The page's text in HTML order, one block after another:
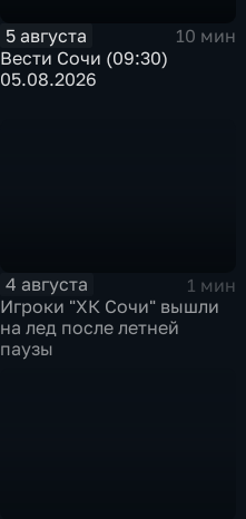
5 августа
10 мин
Вести Сочи (09:30)
05.08.2026
4 августа
1 мин
Игроки "ХК Сочи" вышли
на лед после летней
паузы